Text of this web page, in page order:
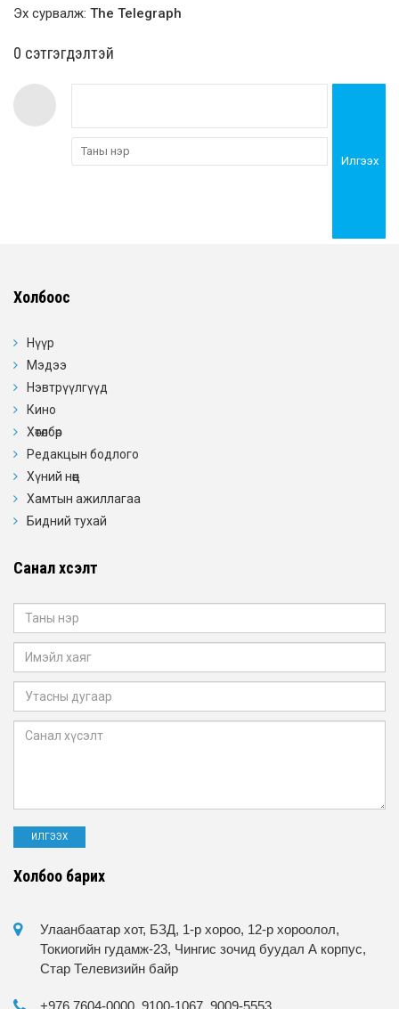
Эх сурвалж: The Telegraph
0 cэтгэгдэлтэй
Илгээх
Холбоос
Нүүр
Мэдээ
Нэвтрүүлгүүд
Кино
Хөтөлбөр
Редакцын бодлого
Хүний нөөц
Хамтын ажиллагаа
Бидний тухай
Санал хүсэлт
Холбоо барих
Улаанбаатар хот, БЗД, 1-р хороо, 12-р хороолол,
Токиогийн гудамж-23, Чингис зочид буудал А корпус,
Стар Телевизийн байр
+976 7604-0000, 9100-1067, 9009-5553